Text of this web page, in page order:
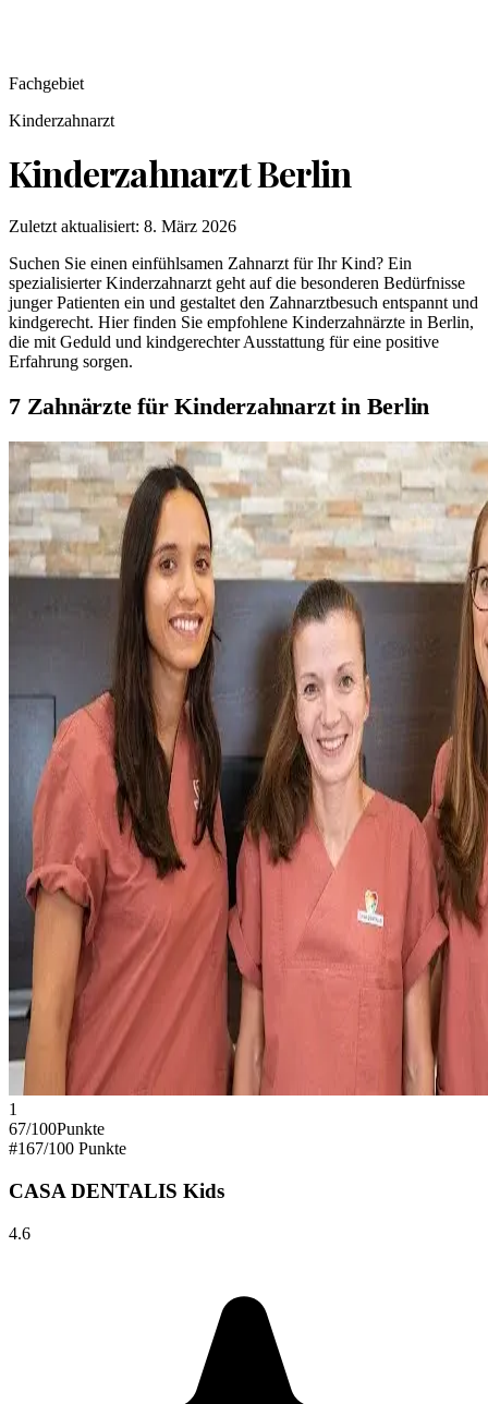
Fachgebiet
Kinderzahnarzt
KinderzahnarztBerlin
Zuletzt aktualisiert: 8. März 2026
Suchen Sie einen einfühlsamen Zahnarzt für Ihr Kind? Ein
spezialisierter Kinderzahnarzt geht auf die besonderen Bedürfnisse
junger Patienten ein und gestaltet den Zahnarztbesuch entspannt und
kindgerecht. Hier finden Sie empfohlene Kinderzahnärzte in Berlin,
die mit Geduld und kindgerechter Ausstattung für eine positive
Erfahrung sorgen.
7 Zahnärzte für Kinderzahnarzt in Berlin
1
67/100Punkte
#167/100 Punkte
CASA DENTALIS Kids
4.6